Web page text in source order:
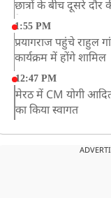
छात्रों के बीच दूसरे
तेज
1:55 PM
प्रयागराज पहुंचे राहुल
कार्यक्रम में होंगे शामिल
12:47 PM
मेरठ में CM योगी
का किया स्वागत
असम बाढ़: 13 जिलों में